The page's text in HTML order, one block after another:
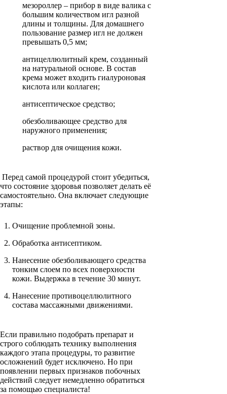
мезороллер – прибор в виде валика с
большим количеством игл разной
длины и толщины. Для домашнего
пользование размер игл не должен
превышать 0,5 мм;
антицеллюлитный крем, созданный
на натуральной основе. В состав
крема может входить гиалуроновая
кислота или коллаген;
антисептическое средство;
обезболивающее средство для
наружного применения;
раствор для очищения кожи.
Перед самой процедурой стоит убедиться,
что состояние здоровья позволяет делать её
самостоятельно. Она включает следующие
этапы:
Очищение проблемной зоны.
Обработка антисептиком.
Нанесение обезболивающего средства
тонким слоем по всех поверхности
кожи. Выдержка в течение 30 минут.
Нанесение противоцеллюлитного
состава массажными движениями.
Если правильно подобрать препарат и
строго соблюдать технику выполнения
каждого этапа процедуры, то развитие
осложнений будет исключено. Но при
появлении первых признаков побочных
действий следует немедленно обратиться
за помощью специалиста!